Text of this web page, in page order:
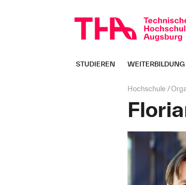
überspringen
STUDIEREN WEITERBILDUNG
Seitenpfad:
Hochschule